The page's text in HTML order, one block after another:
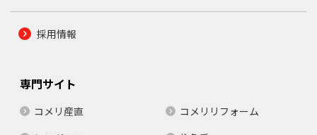
採用情報
専門サイト
コメリ産直
コメリリフォーム